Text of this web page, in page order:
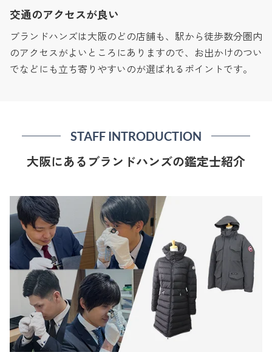
交通のアクセスが良い
ブランドハンズは大阪のどの店舗も、駅から徒歩数分圏内
のアクセスがよいところにありますので、お出かけのつい
でなどにも立ち寄りやすいのが選ばれるポイントです。
STAFF INTRODUCTION
大阪にあるブランドハンズの鑑定士紹介